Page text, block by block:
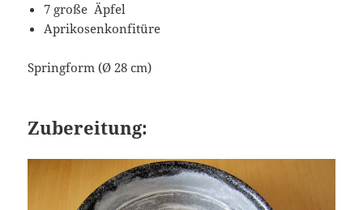
7 große Äpfel
Aprikosenkonfitüre
Springform (Ø 28 cm)
Zubereitung: